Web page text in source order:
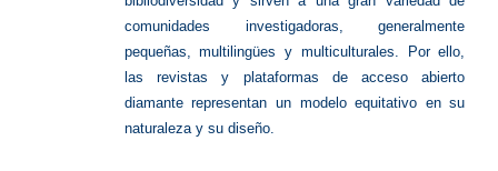
comunidades investigadoras, generalmente
pequeñas, multilingües y multiculturales. Por ello,
las revistas y plataformas de acceso abierto
diamante representan un modelo equitativo en su
naturaleza y su diseño.